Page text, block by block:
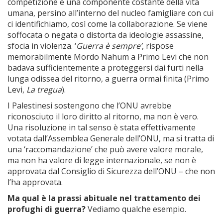
umana, persino all’interno del nucleo famigliare con cui
ci identifichiamo, così come la collaborazione. Se viene
soffocata o negata o distorta da ideologie assassine,
sfocia in violenza. ‘Guerra è sempre’, rispose
memorabilmente Mordo Nahum a Primo Levi che non
badava sufficientemente a proteggersi dai furti nella
lunga odissea del ritorno, a guerra ormai finita (Primo
Levi, La tregua).
I Palestinesi sostengono che l’ONU avrebbe
riconosciuto il loro diritto al ritorno, ma non è vero.
Una risoluzione in tal senso è stata effettivamente
votata dall’Assemblea Generale dell’ONU, ma si tratta di
una ‘raccomandazione’ che può avere valore morale,
ma non ha valore di legge internazionale, se non è
approvata dal Consiglio di Sicurezza dell’ONU – che non
l’ha approvata.
Ma qual è la prassi abituale nel trattamento dei
profughi di guerra?Vediamo qualche esempio.